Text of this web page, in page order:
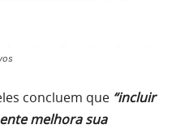
concluem que “incluir
melhora sua